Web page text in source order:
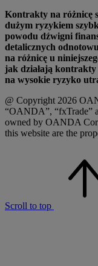
Kontrakty na różnicę
dużym ryzykiem
powodu dźwigni
detalicznych
na różnicę u
jak działają kontrakty
na wysokie ryzyko
@ Copyright 2026
“OANDA”, “fxTrade”
owned by OANDA
this website are the
Scroll to top